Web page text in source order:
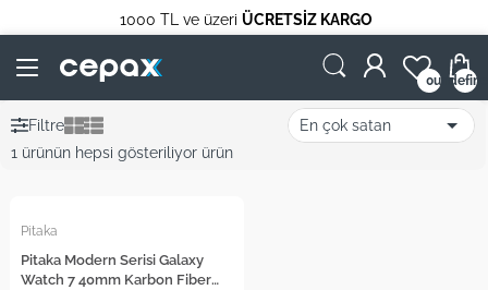
1000 TL ve üzeri ÜCRETSİZ KARGO
0
Filtre
1 ürünün hepsi gösteriliyor ürün
Pitaka
Pitaka Modern Serisi Galaxy
Watch 7 40mm Karbon Fiber